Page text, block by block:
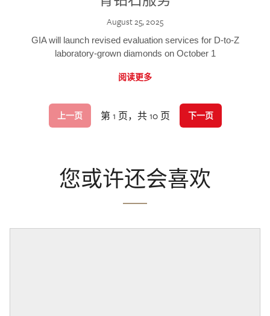
August 25, 2025
GIA will launch revised evaluation services for D-to-Z
laboratory-grown diamonds on October 1
阅读更多
上一页 第 1 页，共 10 页 下一页
您或许还会喜欢